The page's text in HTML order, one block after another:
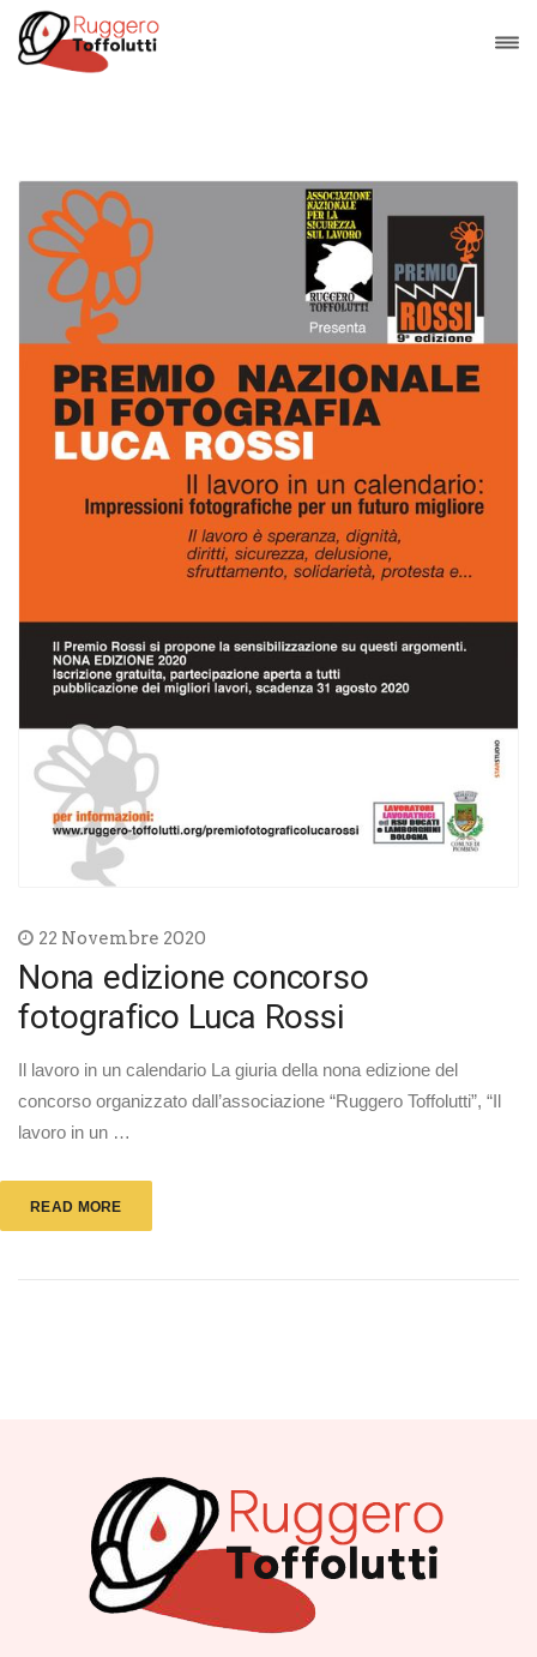
22 Novembre 2020
Nona edizione concorso
fotografico Luca Rossi
Il lavoro in un calendario La giuria della nona edizione del
concorso organizzato dall’associazione “Ruggero Toffolutti”, “Il
lavoro in un …
READ MORE